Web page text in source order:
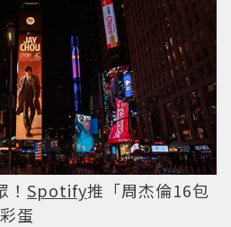
Spotify推「周杰倫16包
蛋